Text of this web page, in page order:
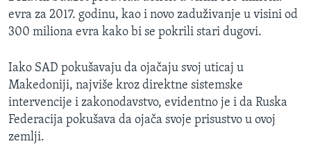
evra za 2017. godinu, kao i novo zaduživanje u visini od
300 miliona evra kako bi se pokrili stari dugovi.
Iako SAD pokušavaju da ojačaju svoj uticaj u
Makedoniji, najviše kroz direktne sistemske
intervencije i zakonodavstvo, evidentno je i da Ruska
Federacija pokušava da ojača svoje prisustvo u ovoj
zemlji.